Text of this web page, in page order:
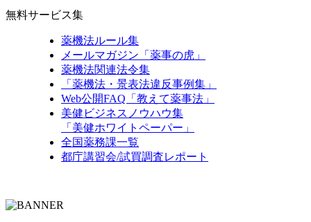
無料サービス集
薬機法ルール集
メールマガジン「薬事の虎」
薬機法関連法令集
「薬機法・景表法違反事例集」
Web公開FAQ「教えて薬事法」
美健ビジネスノウハウ集
「美健ホワイトペーパー」
全国薬務課一覧
都庁講習会/試買調査レポート